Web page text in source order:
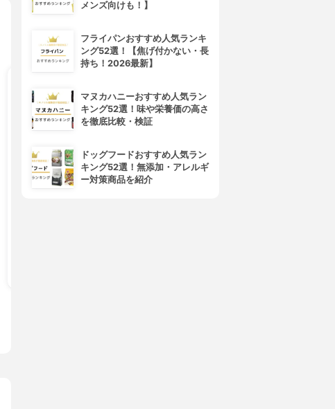
メンズ向けも！】
フライパンおすすめ人気ランキ
ング52選！【焦げ付かない・長
持ち！2026最新】
マヌカハニーおすすめ人気ラン
キング52選！味や栄養価の高さ
を徹底比較・検証
ドッグフードおすすめ人気ラン
キング52選！無添加・アレルギ
ー対策商品を紹介